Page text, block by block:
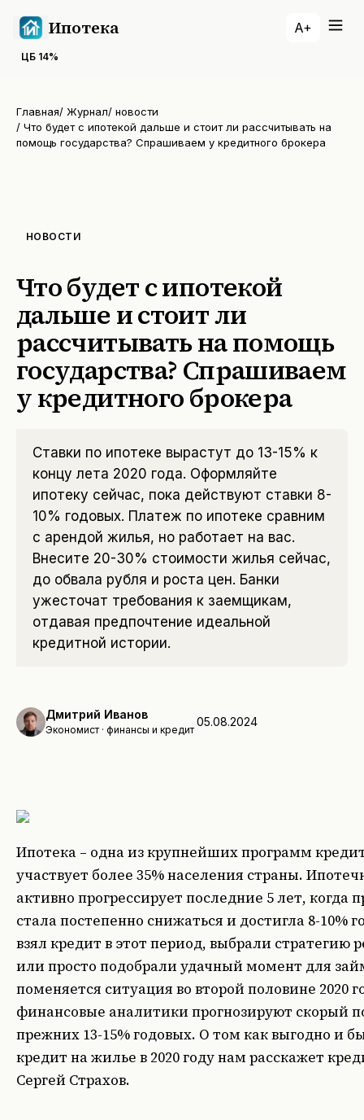
Ипотека
ЦБ 14%
A+
Главная/ Журнал/ новости
/ Что будет с ипотекой дальше и стоит ли рассчитывать на
помощь государства? Спрашиваем у кредитного брокера
НОВОСТИ
Что будет с ипотекой
дальше и стоит ли
рассчитывать на помощь
государства? Спрашиваем
у кредитного брокера
Ставки по ипотеке вырастут до 13-15% к
концу лета 2020 года. Оформляйте
ипотеку сейчас, пока действуют ставки 8-
10% годовых. Платеж по ипотеке сравним
с арендой жилья, но работает на вас.
Внесите 20-30% стоимости жилья сейчас,
до обвала рубля и роста цен. Банки
ужесточат требования к заемщикам,
отдавая предпочтение идеальной
кредитной истории.
Дмитрий Иванов
Экономист · финансы и кредит
05.08.2024
Ипотека – одна из крупнейших программ
участвует более 35% населения страны.
активно прогрессирует последние 5 лет, когда
стала постепенно снижаться и достигла 8-10%
взял кредит в этот период, выбрали стратегию
или просто подобрали удачный момент для
поменяется ситуация во второй половине 2020
финансовые аналитики прогнозируют скорый
прежних 13-15% годовых. О том как выгодно и
кредит на жилье в 2020 году нам расскажет
Сергей Страхов.